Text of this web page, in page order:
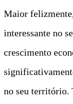
Maior
interessante no
crescimento
no seu território.